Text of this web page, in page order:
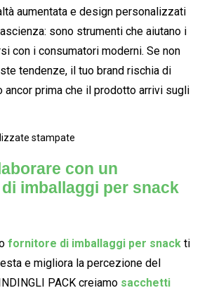
aumentata e design personalizzati
sono strumenti che aiutano i
con i consumatori moderni. Se non
tendenze, il tuo brand rischia di
ancor prima che il prodotto arrivi sugli
con un
imballaggi per snack
fornitore di imballaggi per snackti
e migliora la percezione del
PACK creiamo sacchetti